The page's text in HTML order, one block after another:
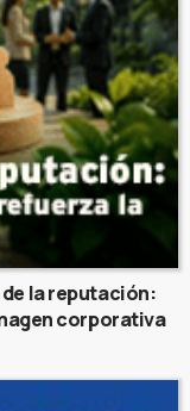
la reputación:
corporativa